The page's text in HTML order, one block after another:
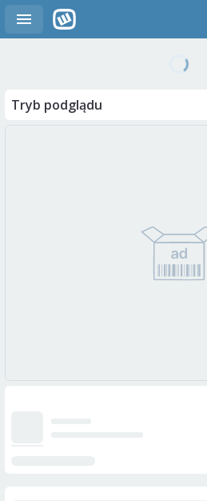
Tryb podglądu